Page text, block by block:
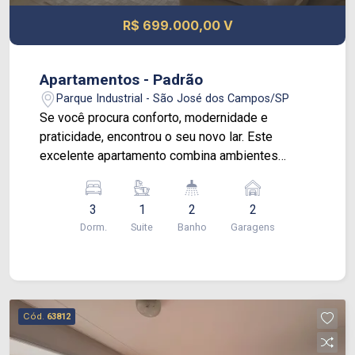
R$ 699.000,00 V
Apartamentos - Padrão
Parque Industrial - São José dos Campos/SP
Se você procura conforto, modernidade e
praticidade, encontrou o seu novo lar. Este
excelente apartamento combina ambientes
localização privilegiada para facilitar o seu dia a
dia. Área Íntima com 3 dormitórios
aconchegantes, sendo 1 suíte equipada com
fechamento em vidro, ideal para momentos de
relaxamento em qualquer estação do ano.
Localizado em andar alto, garantindo uma vista
3
Dorm.
1
Suite
2
Banho
2
Garagens
Cód. 63812